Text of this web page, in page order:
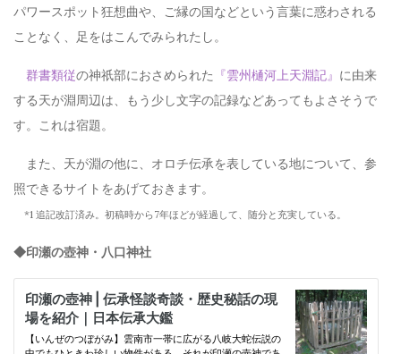
パワースポット狂想曲や、ご縁の国などという言葉に惑わされる
ことなく、足をはこんでみられたし。
群書類従の神祇部におさめられた 『雲州樋河上天淵記』 に由来
する天が淵周辺は、もう少し文字の記録などあってもよさそうで
す。これは宿題。
また、天が淵の他に、オロチ伝承を表している地について、参
照できるサイトをあげておきます。
*1 追記改訂済み。初稿時から7年ほどが経過して、随分と充実している。
◆印瀬の壺神・八口神社